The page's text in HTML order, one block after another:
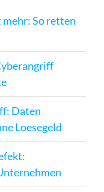
So retten
Daten
Loesegeld